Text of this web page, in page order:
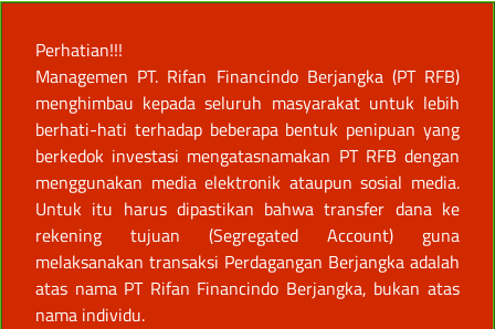
Perhatian!!!
Managemen PT. Rifan Financindo Berjangka (PT RFB)
menghimbau kepada seluruh masyarakat untuk lebih
berhati-hati terhadap beberapa bentuk penipuan yang
berkedok investasi mengatasnamakan PT RFB dengan
menggunakan media elektronik ataupun sosial media.
Untuk itu harus dipastikan bahwa transfer dana ke
rekening tujuan (Segregated Account) guna
melaksanakan transaksi Perdagangan Berjangka adalah
atas nama PT Rifan Financindo Berjangka, bukan atas
nama individu.